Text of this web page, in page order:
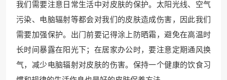
我们需要注意日常生活中对皮肤的保护。太阳光线、空气
污染、电脑辐射等都会对我们的皮肤造成伤害，因此我们
需要加强保护。出门前要记得涂上防晒霜，避免在高温时
长时间暴露在阳光下；在居家办公时，要注意定期通风换
气，减少电脑辐射对皮肤的伤害。保持一个健康的饮食习